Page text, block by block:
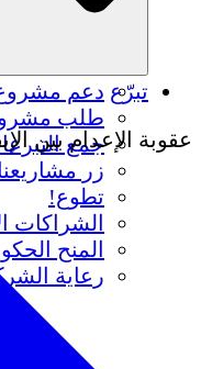
دعم مشروع
طلب
جمع
زر
تطوع!
الشراكات
المنح
رعاية
تبرّع
الإعدام بين